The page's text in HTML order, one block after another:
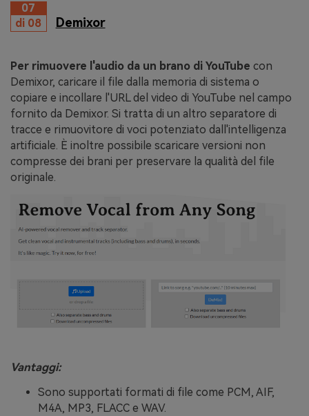
07
di 08
Demixor
Per rimuovere l'audio da un brano di YouTube con
Demixor, caricare il file dalla memoria di sistema o
copiare e incollare l'URL del video di YouTube nel campo
fornito da Demixor. Si tratta di un altro separatore di
tracce e rimuovitore di voci potenziato dall'intelligenza
artificiale. È inoltre possibile scaricare versioni non
compresse dei brani per preservare la qualità del file
originale.
Vantaggi:
Sono supportati formati di file come PCM, AIF,
M4A, MP3, FLACC e WAV.